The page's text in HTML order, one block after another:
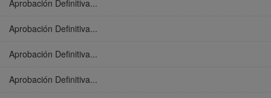
Aprobación Definitiva...
Aprobación Definitiva...
Aprobación Definitiva...
Aprobación Definitiva...